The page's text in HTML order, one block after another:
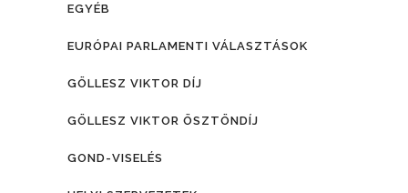
EGYÉB
EURÓPAI PARLAMENTI VÁLASZTÁSOK
GÖLLESZ VIKTOR DÍJ
GÖLLESZ VIKTOR ÖSZTÖNDÍJ
GOND-VISELÉS